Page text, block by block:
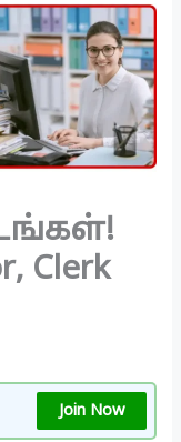
Clerk
Join Now